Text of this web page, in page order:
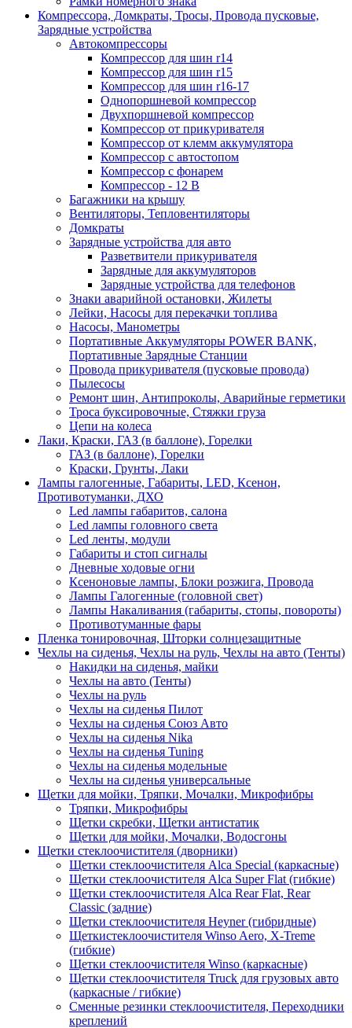
Компрессора, Домкраты, Тросы, Провода пусковые,
Зарядные устройства
Автокомпрессоры
Компрессор для шин r14
Компрессор для шин r15
Компрессор для шин r16-17
Однопоршневой компрессор
Двухпоршневой компрессор
Компрессор от прикуривателя
Компрессор от клемм аккумулятора
Компрессор с автостопом
Компрессор с фонарем
Компрессор - 12 В
Багажники на крышу
Вентиляторы, Тепловентиляторы
Домкраты
Зарядные устройства для авто
Разветвители прикуривателя
Зарядные для аккумуляторов
Зарядные устройства для телефонов
Знаки аварийной остановки, Жилеты
Лейки, Насосы для перекачки топлива
Насосы, Манометры
Портативные Аккумуляторы POWER BANK,
Портативные Зарядные Станции
Провода прикуривателя (пусковые провода)
Пылесосы
Ремонт шин, Антипроколы, Аварийные герметики
Троса буксировочные, Стяжки груза
Цепи на колеса
Лаки, Краски, ГАЗ (в баллоне), Горелки
ГАЗ (в баллоне), Горелки
Краски, Грунты, Лаки
Лампы галогенные, Габариты, LED, Ксенон,
Противотуманки, ДХО
Led лампы габаритов, салона
Led лампы головного света
Led ленты, модули
Габариты и стоп сигналы
Дневные ходовые огни
Ксеноновые лампы, Блоки розжига, Провода
Лампы Галогенные (головной свет)
Лампы Накаливания (габариты, стопы, повороты)
Противотуманные фары
Пленка тонировочная, Шторки солнцезащитные
Чехлы на сиденья, Чехлы на руль, Чехлы на авто (Тенты)
Накидки на сиденья, майки
Чехлы на авто (Тенты)
Чехлы на руль
Чехлы на сиденья Пилот
Чехлы на сиденья Союз Авто
Чехлы на сиденья Nika
Чехлы на сиденья Tuning
Чехлы на сиденья модельные
Чехлы на сиденья универсальные
Щетки для мойки, Тряпки, Мочалки, Микрофибры
Тряпки, Микрофибры
Щетки скребки, Щетки антистатик
Щетки для мойки, Мочалки, Водосгоны
Щетки стеклоочистителя (дворники)
Щетки стеклоочистителя Alca Special (каркасные)
Щетки стеклоочистителя Alca Super Flat (гибкие)
Щетки стеклоочистителя Alca Rear Flat, Rear
Classic (задние)
Щетки стеклоочистителя Heyner (гибридные)
Щеткистеклоочистителя Winso Aero, X-Treme
(гибкие)
Щетки стеклоочистителя Winso (каркасные)
Щетки стеклоочистителя Truck для грузовых авто
(каркасные / гибкие)
Сменные резинки стеклоочистителя, Переходники
креплений